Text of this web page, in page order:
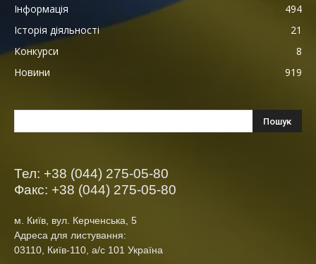
Інформація
494
Історія діяльності
21
Конкурси
8
Новини
919
Тел: +38 (044) 275-05-80
Факс: +38 (044) 275-05-80
м. Київ, вул. Керченська, 5
Адреса для листування:
03110, Київ-110, а/с 101 Україна